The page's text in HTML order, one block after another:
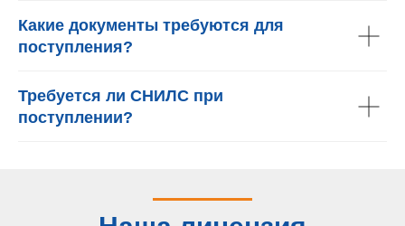
Какие документы требуются для
поступления?
Требуется ли СНИЛС при
поступлении?